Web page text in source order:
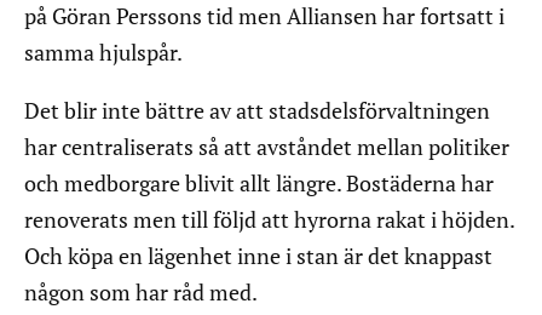
på Göran Perssons tid men Alliansen har fortsatt i
samma hjulspår.
Det blir inte bättre av att stadsdelsförvaltningen
har centraliserats så att avståndet mellan politiker
och medborgare blivit allt längre. Bostäderna har
renoverats men till följd att hyrorna rakat i höjden.
Och köpa en lägenhet inne i stan är det knappast
någon som har råd med.